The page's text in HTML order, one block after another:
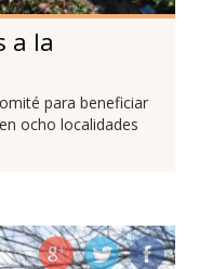
a la
para beneficiar
ocho localidades